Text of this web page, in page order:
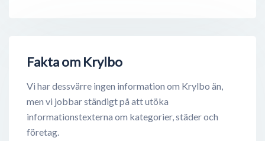
Fakta om Krylbo
Vi har dessvärre ingen information om Krylbo än,
men vi jobbar ständigt på att utöka
informationstexterna om kategorier, städer och
företag.